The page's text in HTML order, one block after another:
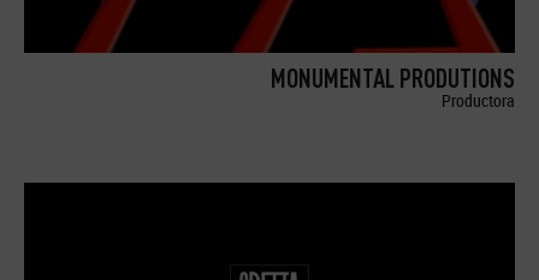
MONUMENTAL PRODUTIONS
Productora